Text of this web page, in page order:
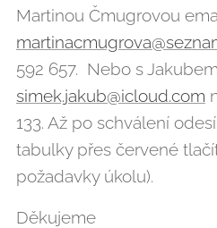
Martinou Čmugrovou
592 657. Nebo s
simek.jakub@icloud.com
133. Až po schválení
tabulky přes červené
požadavky úkolu).
Děkujeme